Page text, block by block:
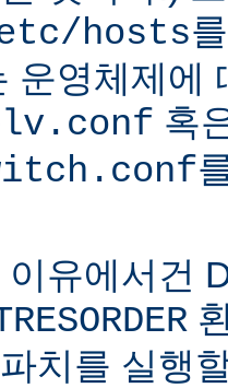
hosts
운영체제에
혹
유에서건
치를 실행